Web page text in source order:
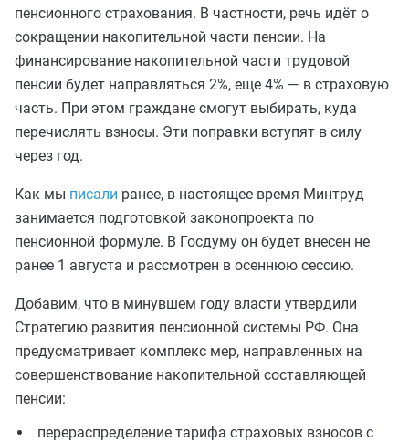
пенсионного страхования. В частности, речь идёт о
сокращении накопительной части пенсии. На
финансирование накопительной части трудовой
пенсии будет направляться 2%, еще 4% — в страховую
часть. При этом граждане смогут выбирать, куда
перечислять взносы. Эти поправки вступят в силу
через год.
Как мы писали ранее, в настоящее время Минтруд
занимается подготовкой законопроекта по
пенсионной формуле. В Госдуму он будет внесен не
ранее 1 августа и рассмотрен в осеннюю сессию.
Добавим, что в минувшем году власти утвердили
Стратегию развития пенсионной системы РФ. Она
предусматривает комплекс мер, направленных на
совершенствование накопительной составляющей
пенсии:
перераспределение тарифа страховых взносов с